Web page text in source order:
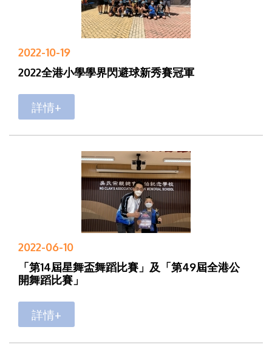
2022-10-19
2022全港小學學界閃避球新秀賽冠軍
詳情+
2022-06-10
「第14屆星舞盃舞蹈比賽」及「第49屆全港公
開舞蹈比賽」
詳情+